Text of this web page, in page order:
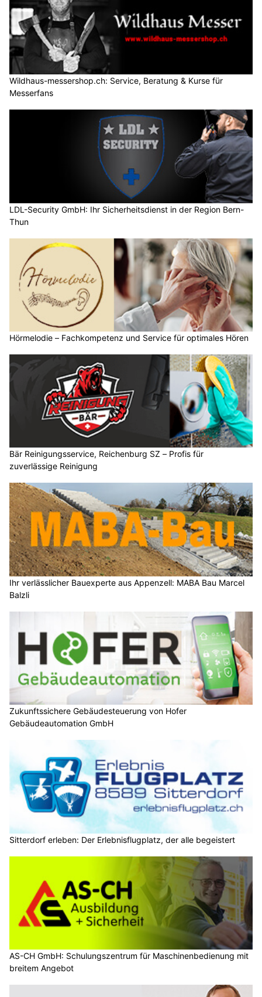
Wildhaus-messershop.ch: Service, Beratung & Kurse für
Messerfans
LDL-Security GmbH: Ihr Sicherheitsdienst in der Region Bern-
Thun
Hörmelodie – Fachkompetenz und Service für optimales Hören
Bär Reinigungsservice, Reichenburg SZ – Profis für
zuverlässige Reinigung
Ihr verlässlicher Bauexperte aus Appenzell: MABA Bau Marcel
Balzli
Zukunftssichere Gebäudesteuerung von Hofer
Gebäudeautomation GmbH
Sitterdorf erleben: Der Erlebnisflugplatz, der alle begeistert
AS-CH GmbH: Schulungszentrum für Maschinenbedienung mit
breitem Angebot